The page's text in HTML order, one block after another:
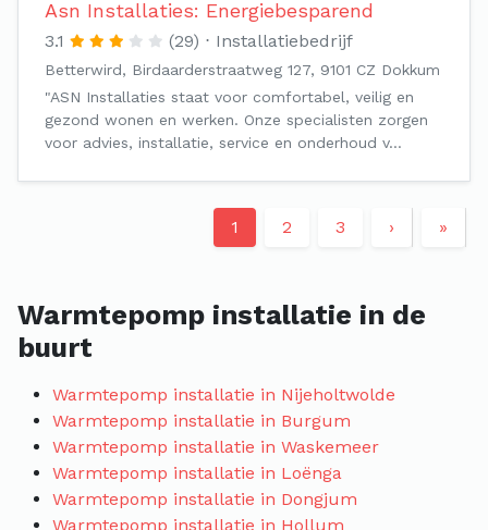
Asn Installaties: Energiebesparend
3.1 (29) Installatiebedrijf
Betterwird, Birdaarderstraatweg 127, 9101 CZ Dokkum
"ASN Installaties staat voor comfortabel, veilig en
gezond wonen en werken. Onze specialisten zorgen
voor advies, installatie, service en onderhoud v…
1 2 3 › »
Warmtepomp installatie in de
buurt
Warmtepomp installatie in Nijeholtwolde
Warmtepomp installatie in Burgum
Warmtepomp installatie in Waskemeer
Warmtepomp installatie in Loënga
Warmtepomp installatie in Dongjum
Warmtepomp installatie in Hollum